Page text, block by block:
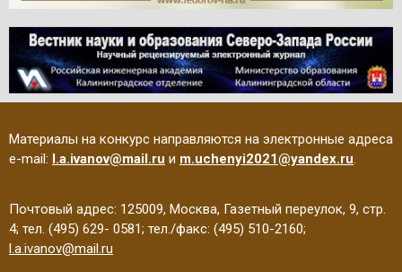
Материалы на конкурс направляются на электронные адреса
e-mail: l.a.ivanov@mail.ru и m.uchenyi2021@yandex.ru.
Почтовый адрес: 125009, Москва, Газетный переулок, 9, стр.
4; тел. (495) 629- 0581; тел./факс: (495) 510-2160;
l.a.ivanov@mail.ru